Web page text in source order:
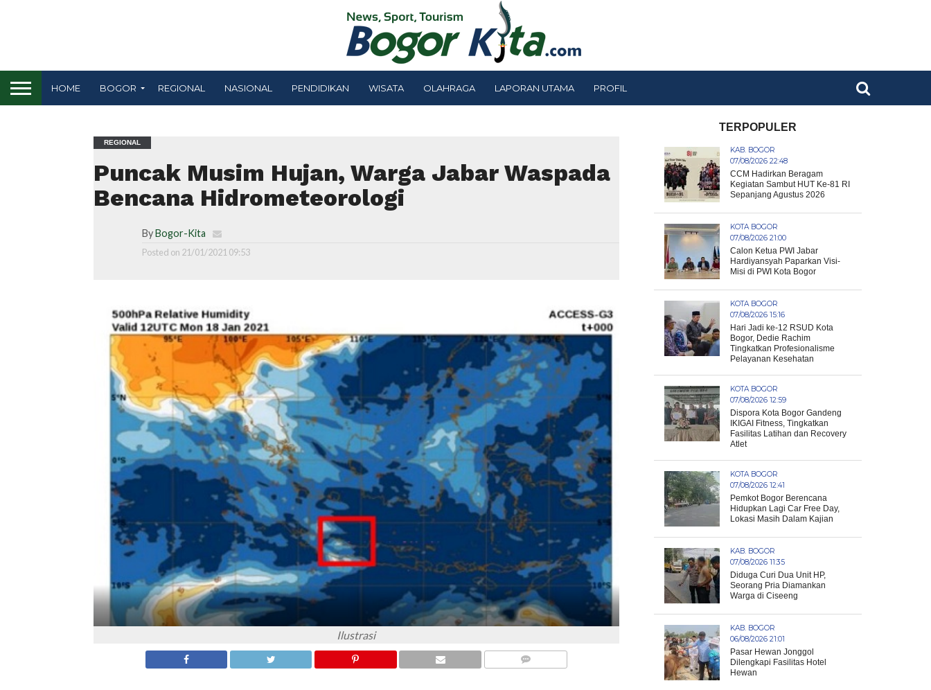
HOME BOGOR REGIONAL NASIONAL PENDIDIKAN WISATA OLAHRAGA LAPORAN UTAMA PROFIL
REGIONAL
Puncak Musim Hujan, Warga Jabar Waspada
Bencana Hidrometeorologi
ByBogor-Kita
Posted on 21/01/2021 09:53
Ilustrasi
TERPOPULER
KAB. BOGOR
07/08/2026 22:48
CCM Hadirkan Beragam
Kegiatan Sambut HUT Ke-81 RI
Sepanjang Agustus 2026
KOTA BOGOR
07/08/2026 21:00
Calon Ketua PWI Jabar
Hardiyansyah Paparkan Visi-
Misi di PWI Kota Bogor
KOTA BOGOR
07/08/2026 15:16
Hari Jadi ke-12 RSUD Kota
Bogor, Dedie Rachim
Tingkatkan Profesionalisme
Pelayanan Kesehatan
KOTA BOGOR
07/08/2026 12:59
Dispora Kota Bogor Gandeng
IKIGAI Fitness, Tingkatkan
Fasilitas Latihan dan Recovery
Atlet
KOTA BOGOR
07/08/2026 12:41
Pemkot Bogor Berencana
Hidupkan Lagi Car Free Day,
Lokasi Masih Dalam Kajian
KAB. BOGOR
07/08/2026 11:35
Diduga Curi Dua Unit HP,
Seorang Pria Diamankan
Warga di Ciseeng
KAB. BOGOR
06/08/2026 21:01
Pasar Hewan Jonggol
Dilengkapi Fasilitas Hotel
Hewan